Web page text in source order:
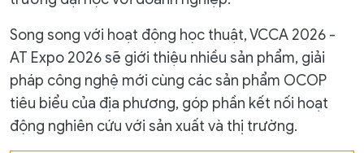
Song song với hoạt động học thuật, VCCA 2026 -
AT Expo 2026 sẽ giới thiệu nhiều sản phẩm, giải
pháp công nghệ mới cùng các sản phẩm OCOP
tiêu biểu của địa phương, góp phần kết nối hoạt
động nghiên cứu với sản xuất và thị trường.